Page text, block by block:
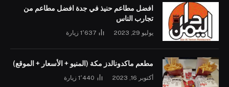
افضل مطاعم حنيذ في جدة افضل مطاعم من
تجارب الناس
يوليو 29, 2023 1٬637 زيارة
مطعم ماكدونالدز مكة (المنيو + الأسعار + الموقع)
أكتوبر 16, 2023 1٬440 زيارة